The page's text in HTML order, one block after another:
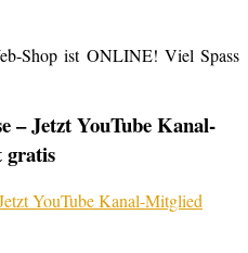
Shop ist ONLINE! Viel Spass
– Jetzt YouTube Kanal-
gratis